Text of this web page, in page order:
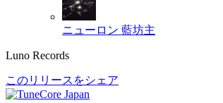
ニューロン 藍坊主
Luno Records
このリリースをシェア